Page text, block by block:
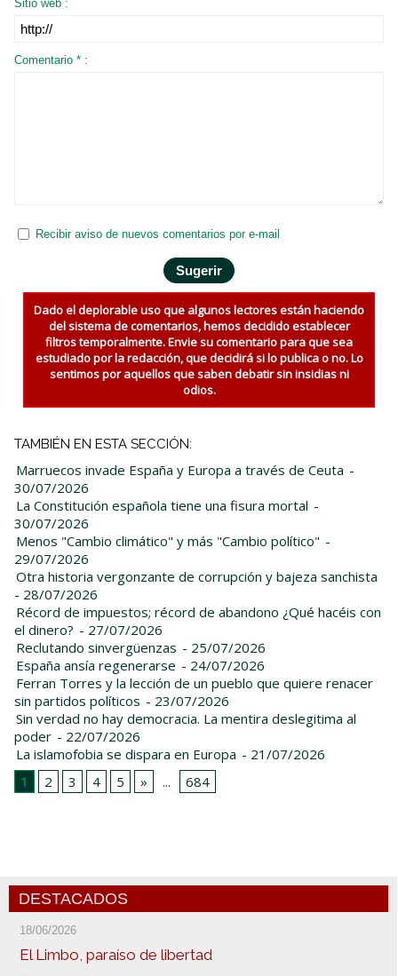
Sitio web :
Comentario * :
Recibir aviso de nuevos comentarios por e-mail
Dado el deplorable uso que algunos lectores están haciendo
del sistema de comentarios, hemos decidido establecer
filtros temporalmente. Envie su comentario para que sea
estudiado por la redacción, que decidirá si lo publica o no. Lo
sentimos por aquellos que saben debatir sin insidias ni
odios.
TAMBIÉN EN ESTA SECCIÓN:
Marruecos invade España y Europa a través de Ceuta -
30/07/2026
La Constitución española tiene una fisura mortal -
30/07/2026
Menos "Cambio climático" y más "Cambio político" -
29/07/2026
Otra historia vergonzante de corrupción y bajeza sanchista
- 28/07/2026
Récord de impuestos; récord de abandono ¿Qué hacéis con
el dinero? - 27/07/2026
Reclutando sinvergüenzas - 25/07/2026
España ansía regenerarse - 24/07/2026
Ferran Torres y la lección de un pueblo que quiere renacer
sin partidos políticos - 23/07/2026
Sin verdad no hay democracia. La mentira deslegitima al
poder - 22/07/2026
La islamofobia se dispara en Europa - 21/07/2026
1
2 3 4 5 » ... 684
DESTACADOS
18/06/2026
El Limbo, paraíso de libertad